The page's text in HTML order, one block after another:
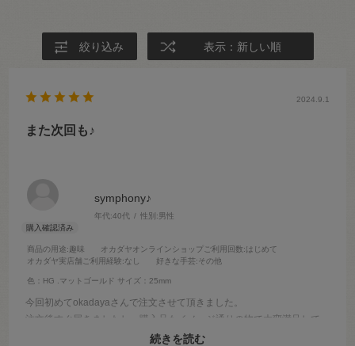
絞り込み 表示：新しい順
symphony♪
年代:40代 性別:男性
商品の用途:趣味 オカダヤオンラインショップご利用回数:はじめて
オカダヤ実店舗ご利用経験:なし 好きな手芸:その他
色：HG .マットゴールド サイズ：25mm
2024.9.1
また次回も♪
今回初めてokadayaさんで注文させて頂きました。
注文後すぐ届きましたし、購入品もイメージ通りの物で大変満足して
続きを読む